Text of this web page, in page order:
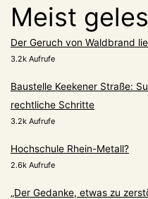
Meist
Der Geruch von Waldbrand
3.2k Aufrufe
Baustelle Keekener Straße:
rechtliche Schritte
3.2k Aufrufe
Hochschule Rhein-Metall?
2.6k Aufrufe
„Der Gedanke, etwas zu